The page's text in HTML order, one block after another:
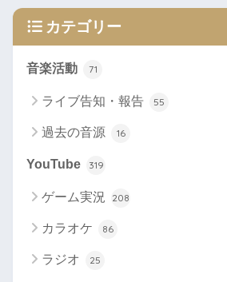
カテゴリー
音楽活動 71
ライブ告知・報告 55
過去の音源 16
YouTube 319
ゲーム実況 208
カラオケ 86
ラジオ 25